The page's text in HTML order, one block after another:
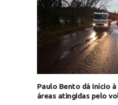
Paulo Bento dá início
áreas atingidas pelo